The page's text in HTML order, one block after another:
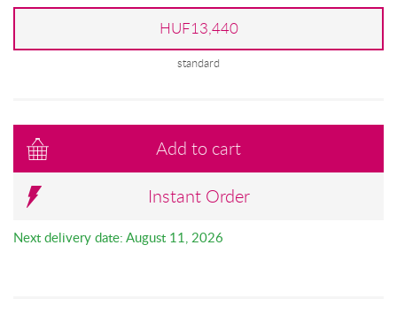
HUF13,440
standard
Add to cart
Instant Order
Next delivery date: August 11, 2026